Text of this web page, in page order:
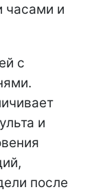
часами и
с
и
после